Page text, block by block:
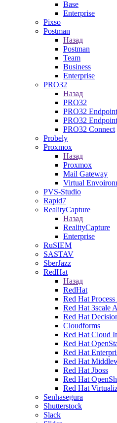
Base
Enterprise
Pixso
Postman
Назад
Postman
Team
Business
Enterprise
PRO32
Назад
PRO32
PRO32
PRO32
PRO32 Connect
Probely
Proxmox
Назад
Proxmox
Mail Gateway
Virtual
PVS-Studio
Rapid7
RealityCapture
Назад
RealityCapture
Enterprise
RuSIEM
SASTAV
SberJazz
RedHat
Назад
RedHat
Red Hat
Red Hat 3scale
Red Hat
Cloudforms
Red Hat Cloud
Red Hat
Red Hat
Red Hat
Red Hat Jboss
Red Hat
Red Hat
Senhasegura
Shutterstock
Slack